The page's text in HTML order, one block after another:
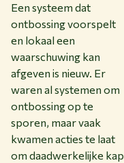
Een systeem dat
ontbossing voorspelt
en lokaal een
waarschuwing kan
afgeven is nieuw. Er
waren al systemen om
ontbossing op te
sporen, maar vaak
kwamen acties te laat
om daadwerkelijke kap